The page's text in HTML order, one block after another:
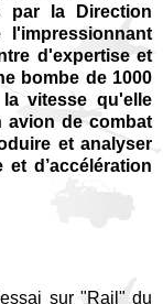
par la Direction
d'expertise et
bombe de 1000
vitesse qu'elle
avion de combat
et analyser
d’accélération
sur "Rail" du